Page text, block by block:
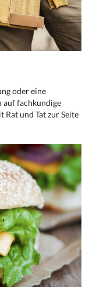
oder eine
auf fachkundige
und Tat zur Seite